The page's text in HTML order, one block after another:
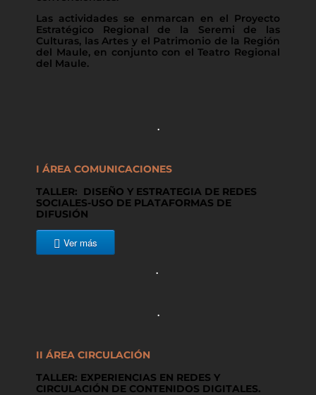
Las actividades se enmarcan en el Proyecto
Estratégico Regional de la Seremi de las
Culturas, las Artes y el Patrimonio de la Región
del Maule, en conjunto con el Teatro Regional
del Maule.
.
I ÁREA COMUNICACIONES
TALLER: DISEÑO Y ESTRATEGIA DE REDES
SOCIALES-USO DE PLATAFORMAS DE
DIFUSIÓN
Ver más
.
.
II ÁREA CIRCULACIÓN
TALLER: EXPERIENCIAS EN REDES Y
CIRCULACIÓN DE CONTENIDOS DIGITALES.